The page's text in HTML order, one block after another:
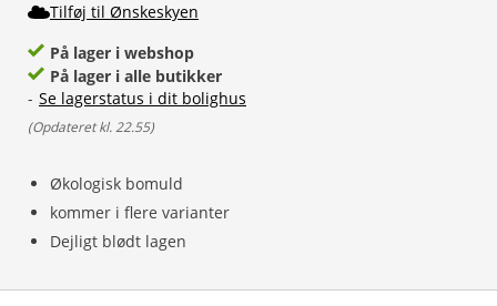
Økologisk bomuld
kommer i flere varianter
Dejligt blødt lagen
Tilføj til Ønskeskyen
På lager i webshop
På lager i alle butikker
- Se lagerstatus i dit bolighus
(Opdateret kl. 22.55)